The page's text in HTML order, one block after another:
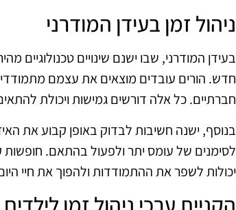
ניהול זמן בעידן המודרני
בעידן המודרני, שבו ישנם שינויים טכנולוגיים
חדש. הורים עובדים מוצאים את עצמם
חברתיים. כל אלה דורשים גמישות ויכולת
בנוסף, ישנה חשיבות לבדוק באופן קבוע את
לסימנים של עומס יתר ולפעול בהתאם. חופשות
יכולות לשפר את ההתמודדות ולהפוך את חיי